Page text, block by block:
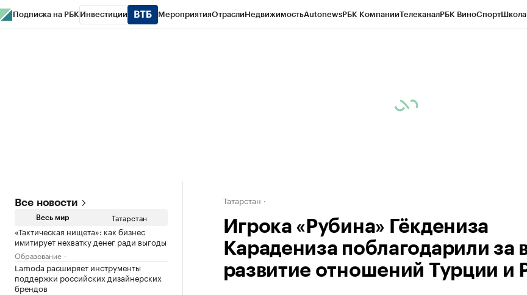
Подписка на РБК Инвестиции МероприятияОтраслиНедвижимостьAutonewsРБК КомпанииТелеканалРБК ВиноСпортШкола
Все новости
Весь мир Татарстан
«Тактическая нищета»: как бизнес
имитирует нехватку денег ради выгоды
Образование
Lamoda расширяет инструменты
поддержки российских дизайнерских
брендов
Татарстан
Игрока «Рубина» Гёкдениза
Карадениза поблагодарили за
развитие отношений Турции и